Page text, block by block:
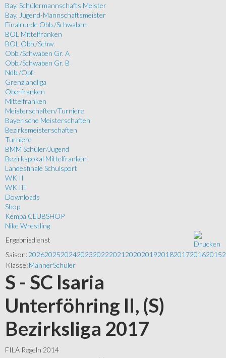
Bay. Schülermannschafts Meister
Bay. Jugend-Mannschaftsmeister
Finalrunde Obb./Schwaben
BOL Mittelfranken
BOL Obb./Schw.
Obb./Schwaben Gr. A
Obb./Schwaben Gr. B
Ndb./Opf.
Grenzlandliga
Oberfranken
Mittelfranken
Meisterschaften/Turniere
Bayerische Meisterschaften
Bezirksmeisterschaften
Turniere
BMM Schüler/Jugend
Bezirkspokal Mittelfranken
Landesfinale Schulsport
WK II
WK III
Downloads
Shop
Kempa CLUBSHOP
Nike Wrestling
Ergebnisdienst
Saison:202620252024202320222021 202020192018201720162015
Klasse:MännerSchüler
S - SC Isaria
Unterföhring II, (S)
Bezirksliga 2017
FILA Regeln 2014